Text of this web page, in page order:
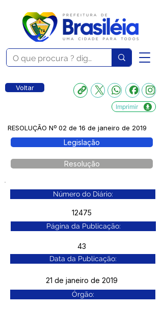
Voltar
Imprimir
RESOLUÇÃO Nº 02 de 16 de janeiro de 2019
Legislação
Resolução
Número do Diário:
12475
Página da Publicação:
43
Data da Publicação:
21 de janeiro de 2019
Órgão: